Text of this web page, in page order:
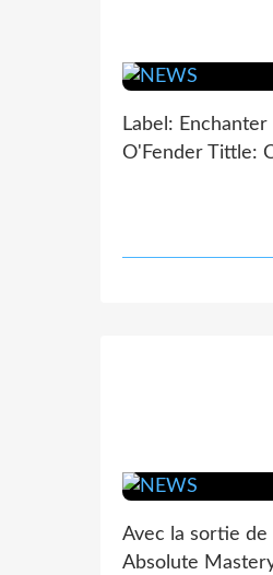
Label:
O'Fender Tittle:
Avec la sortie de
Absolute